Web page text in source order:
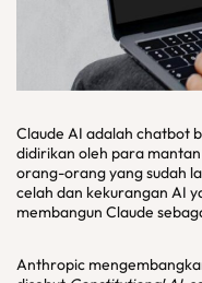
Claude AI adalah chatbot
didirikan oleh para
orang-orang yang sudah
celah dan kekurangan AI
membangun Claude
Anthropic